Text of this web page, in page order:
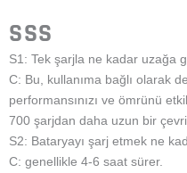
SSS
S1: Tek şarjla ne kadar uzağa
C: Bu, kullanıma bağlı olarak
performansınızı ve ömrünü
700 şarjdan daha uzun bir
S2: Bataryayı şarj etmek ne
C: genellikle 4-6 saat sürer.